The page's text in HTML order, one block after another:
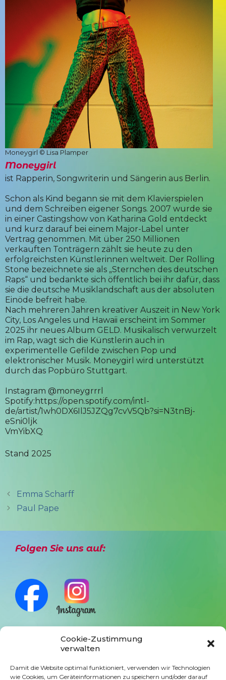
Cookie-Zustimmung
verwalten
Damit die Website optimal funktioniert, verwenden wir Technologien
wie Cookies, um Geräteinformationen zu speichern und/oder darauf
Moneygirl © Lisa Plamper
Moneygirl
ist Rapperin, Songwriterin und Sängerin aus Berlin.
Schon als Kind begann sie mit dem Klavierspielen
und dem Schreiben eigener Songs. 2007 wurde sie
in einer Castingshow von Katharina Gold entdeckt
und kurz darauf bei einem Major-Label unter
Vertrag genommen. Mit über 250 Millionen
verkauften Tonträgern zählt sie heute zu den
erfolgreichsten Künstlerinnen weltweit. Der Rolling
Stone bezeichnete sie als „Sternchen des deutschen
Raps“ und bedankte sich öffentlich bei ihr dafür, dass
sie die deutsche Musiklandschaft aus der absoluten
Einöde befreit habe.
Nach mehreren Jahren kreativer Auszeit in New York
City, Los Angeles und Hawaii erscheint im Sommer
2025 ihr neues Album GELD. Musikalisch verwurzelt
im Rap, wagt sich die Künstlerin auch in
experimentelle Gefilde zwischen Pop und
elektronischer Musik. Moneygirl wird unterstützt
durch das Popbüro Stuttgart.
Instagram @moneygrrrl
Spotify: https://open.spotify.com/intl-
de/artist/1wh0DX6IlJ5JZQg7cvV5Qb?si=N3tnBj-
eSni0ljk
VmYibXQ
Stand 2025
Emma Scharff
Paul Pape
Folgen Sie uns auf:
Anmeldung Newsletter